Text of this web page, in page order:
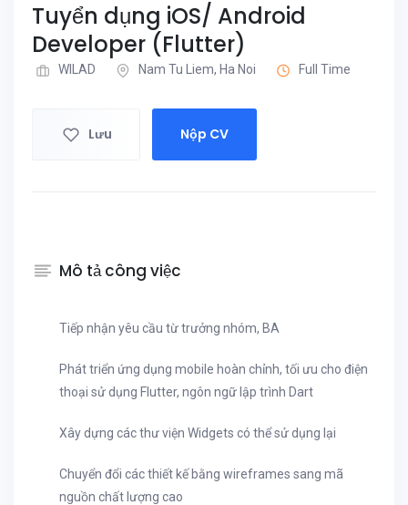
Tuyển dụng iOS/ Android
Developer (Flutter)
WILAD Nam Tu Liem, Ha Noi Full Time
Lưu Nộp CV
Mô tả công việc
Tiếp nhận yêu cầu từ trưởng nhóm, BA
Phát triển ứng dụng mobile hoàn chỉnh, tối ưu cho điện
thoại sử dụng Flutter, ngôn ngữ lập trình Dart
Xây dựng các thư viện Widgets có thể sử dụng lại
Chuyển đổi các thiết kế bằng wireframes sang mã
nguồn chất lượng cao